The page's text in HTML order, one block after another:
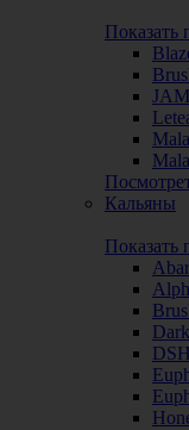
Показать
JAM
Кальяны
Показать
DSH